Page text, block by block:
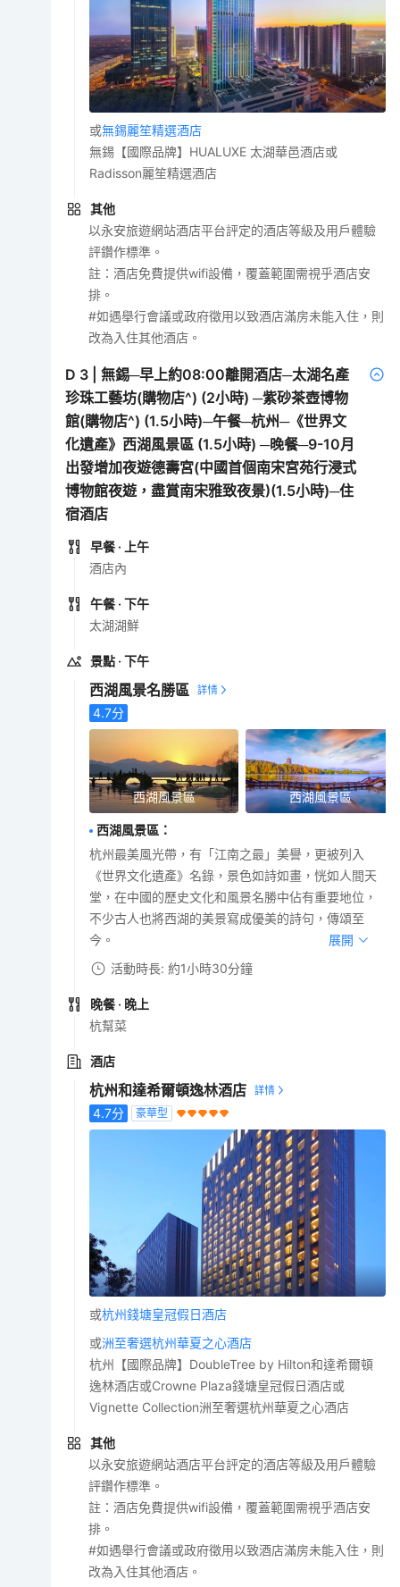
或無錫麗笙精選酒店
無錫【國際品牌】HUALUXE 太湖華邑酒店或
Radisson麗笙精選酒店
其他
以永安旅遊網站酒店平台評定的酒店等級及用戶體驗
評鑽作標準。
註：酒店免費提供wifi設備，覆蓋範圍需視乎酒店安
排。
#如遇舉行會議或政府徵用以致酒店滿房未能入住，則
改為入住其他酒店。
D 3 |無錫─早上約08:00離開酒店─太湖名產
珍珠工藝坊(購物店^) (2小時) ─紫砂茶壺博物
館(購物店^) (1.5小時)─午餐─杭州─《世界文
化遺產》西湖風景區 (1.5小時) ─晚餐─9-10月
出發增加夜遊德壽宮(中國首個南宋宮苑行浸式
博物館夜遊，盡賞南宋雅致夜景)(1.5小時)─住
宿酒店
早餐 · 上午
酒店內
午餐 · 下午
太湖湖鮮
景點 · 下午
西湖風景名勝區
4.7分
西湖風景區 西湖風景區
西湖風景區 ：
杭州最美風光帶，有「江南之最」美譽，更被列入
《世界文化遺產》名錄，景色如詩如畫，恍如人間天
堂，在中國的歷史文化和風景名勝中佔有重要地位，
不少古人也將西湖的美景寫成優美的詩句，傳頌至
今。
展開
活動時長: 約1小時30分鐘
晚餐 · 晚上
杭幫菜
酒店
杭州和達希爾頓逸林酒店
4.7分 豪華型
或杭州錢塘皇冠假日酒店
或洲至奢選杭州華夏之心酒店
杭州【國際品牌】DoubleTree by Hilton和達希爾頓
逸林酒店或Crowne Plaza錢塘皇冠假日酒店或
Vignette Collection洲至奢選杭州華夏之心酒店
其他
以永安旅遊網站酒店平台評定的酒店等級及用戶體驗
評鑽作標準。
註：酒店免費提供wifi設備，覆蓋範圍需視乎酒店安
排。
#如遇舉行會議或政府徵用以致酒店滿房未能入住，則
改為入住其他酒店。